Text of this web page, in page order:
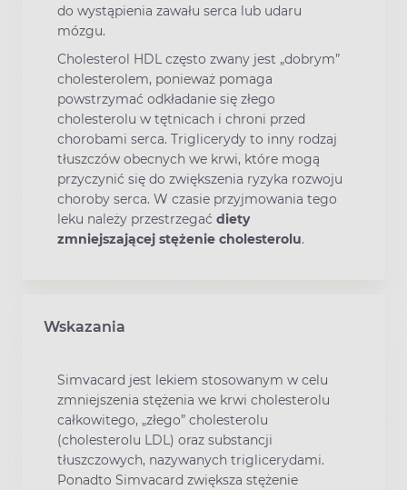
do wystąpienia zawału serca lub udaru
mózgu.
Cholesterol HDL często zwany jest „dobrym”
cholesterolem, ponieważ pomaga
powstrzymać odkładanie się złego
cholesterolu w tętnicach i chroni przed
chorobami serca. Triglicerydy to inny rodzaj
tłuszczów obecnych we krwi, które mogą
przyczynić się do zwiększenia ryzyka rozwoju
choroby serca. W czasie przyjmowania tego
leku należy przestrzegać diety
zmniejszającej stężenie cholesterolu.
Wskazania
Simvacard jest lekiem stosowanym w celu
zmniejszenia stężenia we krwi cholesterolu
całkowitego, „złego” cholesterolu
(cholesterolu LDL) oraz substancji
tłuszczowych, nazywanych triglicerydami.
Ponadto Simvacard zwiększa stężenie